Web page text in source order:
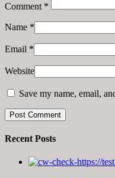
Comment *
Name *
Email *
Website
Save my name, email,
Recent Posts